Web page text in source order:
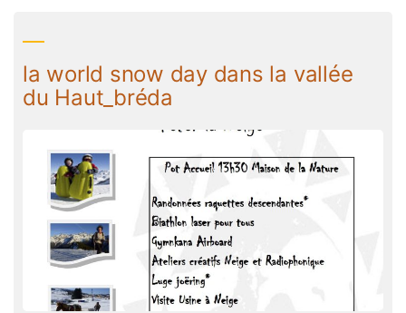
la world snow day dans la vallée
du Haut_bréda